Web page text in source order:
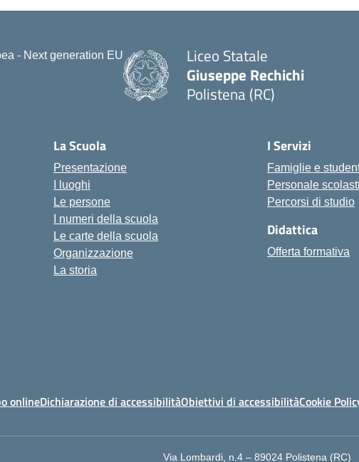
Liceo Statale
Giuseppe Rechichi
Polistena (RC)
La Scuola
Presentazione
I luoghi
Le persone
I numeri della scuola
Le carte della scuola
Organizzazione
La storia
I Servizi
Famiglie e
Personale
Percorsi di studio
Didattica
Offerta formativa
onlineDichiarazione di accessibilitàObiettivi di accessibilitàCookie
Via Lombardi, n.4 – 89024 Polistena (RC)